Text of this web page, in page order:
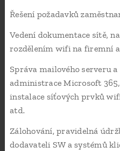
Řešení požadavků
Vedení dokumentace sítě,
rozdělením wifi na firemní
Správa mailového serveru
administrace Microsoft
instalace síťových prvků
atd.
Zálohování, pravidelná
dodavateli SW a systémů